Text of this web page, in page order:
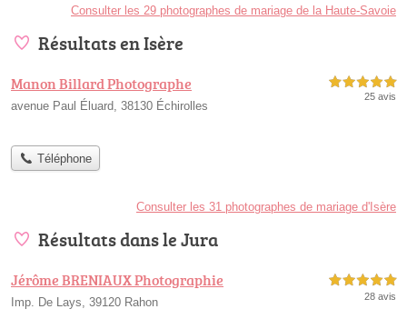
Consulter les 29 photographes de mariage de la Haute-Savoie
Résultats en Isère
Manon Billard Photographe
avenue Paul Éluard, 38130 Échirolles
5,0 étoiles sur 5
25 avis
Téléphone
Consulter les 31 photographes de mariage d'Isère
Résultats dans le Jura
Jérôme BRENIAUX Photographie
Imp. De Lays, 39120 Rahon
5,0 étoiles sur 5
28 avis